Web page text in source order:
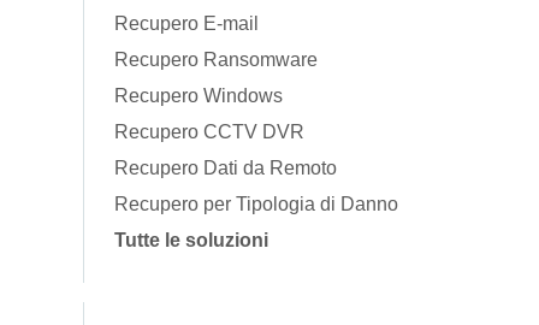
Recupero E-mail
Recupero Ransomware
Recupero Windows
Recupero CCTV DVR
Recupero Dati da Remoto
Recupero per Tipologia di Danno
Tutte le soluzioni